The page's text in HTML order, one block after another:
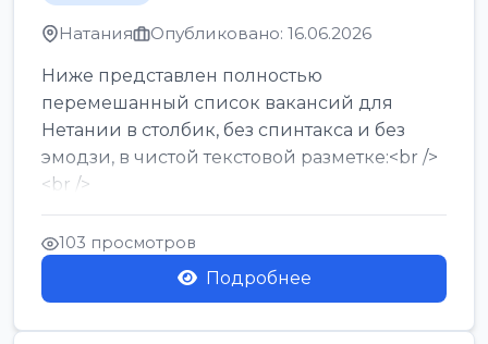
Натания Опубликовано: 16.06.2026
Ниже представлен полностью
перемешанный список вакансий для
Нетании в столбик, без спинтакса и без
эмодзи, в чистой текстовой разметке:<br />
<br />
Работа в Нетании на мебельном
производстве: требу...
103 просмотров
Подробнее